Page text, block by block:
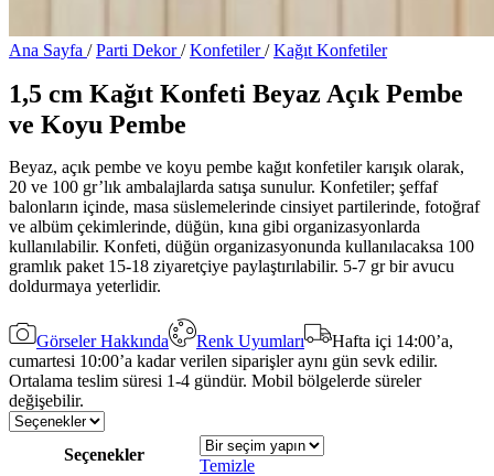
Ana Sayfa / Parti Dekor/ Konfetiler/ Kağıt Konfetiler
1,5 cm Kağıt Konfeti Beyaz Açık Pembe
ve Koyu Pembe
Beyaz, açık pembe ve koyu pembe kağıt konfetiler karışık olarak,
20 ve 100 gr’lık ambalajlarda satışa sunulur. Konfetiler; şeffaf
balonların içinde, masa süslemelerinde cinsiyet partilerinde, fotoğraf
ve albüm çekimlerinde, düğün, kına gibi organizasyonlarda
kullanılabilir. Konfeti, düğün organizasyonunda kullanılacaksa 100
gramlık paket 15-18 ziyaretçiye paylaştırılabilir. 5-7 gr bir avucu
doldurmaya yeterlidir.
Görseler Hakkında Renk Uyumları
Hafta içi 14:00’a,
cumartesi 10:00’a kadar verilen siparişler aynı gün sevk edilir.
Ortalama teslim süresi 1-4 gündür. Mobil bölgelerde süreler
değişebilir.
Seçenekler
Temizle